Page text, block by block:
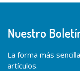
Nuestro
La forma más
artículos.